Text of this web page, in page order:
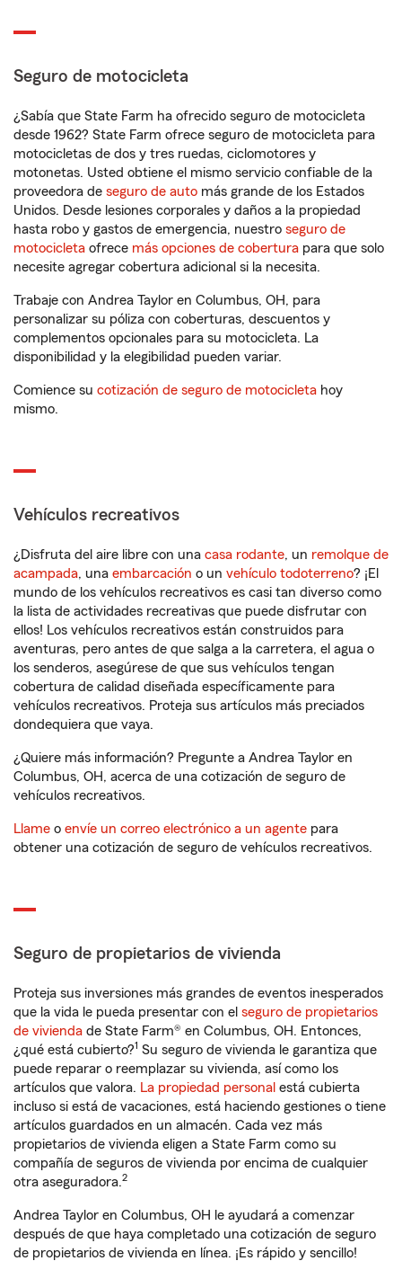
Seguro de motocicleta
¿Sabía que State Farm ha ofrecido seguro de motocicleta
desde 1962? State Farm ofrece seguro de motocicleta para
motocicletas de dos y tres ruedas, ciclomotores y
motonetas. Usted obtiene el mismo servicio confiable de la
proveedora de seguro de auto más grande de los Estados
Unidos. Desde lesiones corporales y daños a la propiedad
hasta robo y gastos de emergencia, nuestro seguro de
motocicleta ofrece más opciones de cobertura para que solo
necesite agregar cobertura adicional si la necesita.
Trabaje con Andrea Taylor en Columbus, OH, para
personalizar su póliza con coberturas, descuentos y
complementos opcionales para su motocicleta. La
disponibilidad y la elegibilidad pueden variar.
Comience su cotización de seguro de motocicleta hoy
mismo.
Vehículos recreativos
¿Disfruta del aire libre con una casa rodante, un remolque de
acampada, una embarcación o un vehículo todoterreno? ¡El
mundo de los vehículos recreativos es casi tan diverso como
la lista de actividades recreativas que puede disfrutar con
ellos! Los vehículos recreativos están construidos para
aventuras, pero antes de que salga a la carretera, el agua o
los senderos, asegúrese de que sus vehículos tengan
cobertura de calidad diseñada específicamente para
vehículos recreativos. Proteja sus artículos más preciados
dondequiera que vaya.
¿Quiere más información? Pregunte a Andrea Taylor en
Columbus, OH, acerca de una cotización de seguro de
vehículos recreativos.
Llame o envíe un correo electrónico a un agente para
obtener una cotización de seguro de vehículos recreativos.
Seguro de propietarios de vivienda
Proteja sus inversiones más grandes de eventos inesperados
que la vida le pueda presentar con el seguro de propietarios
de vivienda de State Farm® en Columbus, OH. Entonces,
¿qué está cubierto?1 Su seguro de vivienda le garantiza que
puede reparar o reemplazar su vivienda, así como los
artículos que valora. La propiedad personal está cubierta
incluso si está de vacaciones, está haciendo gestiones o tiene
artículos guardados en un almacén. Cada vez más
propietarios de vivienda eligen a State Farm como su
compañía de seguros de vivienda por encima de cualquier
otra aseguradora.2
Andrea Taylor en Columbus, OH le ayudará a comenzar
después de que haya completado una cotización de seguro
de propietarios de vivienda en línea. ¡Es rápido y sencillo!